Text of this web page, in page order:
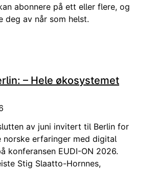
abonnere på ett eller flere, og
deg av når som helst.
– Hele økosystemet
av juni invitert til Berlin for
norske erfaringer med digital
konferansen EUDI-ON 2026.
Stig Slaatto-Hornnes,